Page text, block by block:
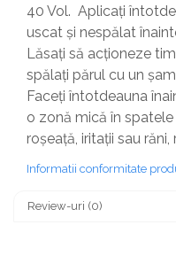
40 Vol. Aplicați
uscat și nespălat
Lăsați să acționeze
spălați părul cu un
Faceți întotdeauna
o zonă mică în spatele
roșeață, iritații sau
Informatii conformitate
Review-uri (0)